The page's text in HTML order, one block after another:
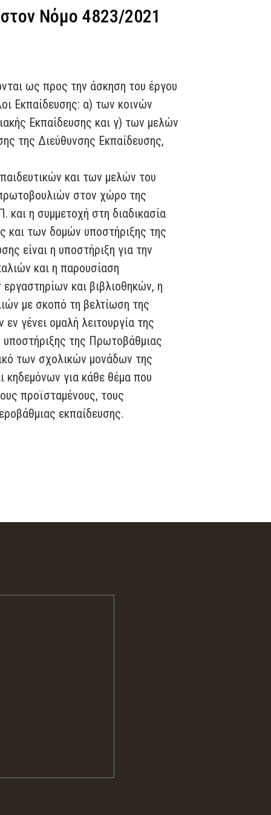
Νόμο 4823/2021
ως προς την άσκηση του έργου
Εκπαίδευσης: α) των κοινών
Εκπαίδευσης και γ) των μελών
της Διεύθυνσης Εκπαίδευσης,
και των μελών του
στον χώρο της
η συμμετοχή στη διαδικασία
και των δομών υποστήριξης της
είναι η υποστήριξη για την
και η παρουσίαση
και βιβλιοθηκών, η
με σκοπό τη βελτίωση της
γένει ομαλή λειτουργία της
της Πρωτοβάθμιας
των σχολικών μονάδων της
κηδεμόνων για κάθε θέμα που
προϊσταμένους, τους
εκπαίδευσης.